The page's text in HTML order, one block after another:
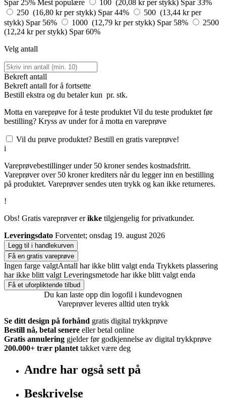
Spar 25% Mest populære 100 (20,08 kr per stykk) Spar 33%
250 (16,80 kr per stykk) Spar 44%
500 (13,44 kr per
stykk) Spar 56% 1000 (12,79 kr per stykk) Spar 58%
2500
(12,24 kr per stykk) Spar 60%
Velg antall
Bekreft antall
Bekreft antall for å fortsette
Bestill ekstra og du betaler kun pr. stk.
Motta en vareprøve for å teste produktet Vil du teste produktet før
bestilling? Kryss av under for å motta en vareprøve
Vil du prøve produktet? Bestill en gratis vareprøve!
i
Vareprøvebestillinger under 50 kroner sendes kostnadsfritt.
Vareprøver over 50 kroner krediters når du legger inn en bestilling
på produktet. Vareprøver sendes uten trykk og kan ikke returneres.
!
Obs! Gratis vareprøver erikke tilgjengelig for privatkunder.
Leveringsdato Forventet; onsdag 19. august 2026
Legg til i handlekurven
Få en gratis vareprøve
Ingen farge valgtAntall har ikke blitt valgt enda Trykkets plassering
har ikke blitt valgt Leveringsmetode har ikke blitt valgt enda
Få et uforpliktende tilbud
Du kan laste opp din logofil i kundevognen
Vareprøver leveres alltid uten trykk
Se ditt design på forhånd gratis digital trykkprøve
Bestill nå, betal senere eller betal online
Gratis annulering gjelder før godkjennelse av digital trykkprøve
200.000+ trær plantet takket være deg
Andre har også sett på
Beskrivelse